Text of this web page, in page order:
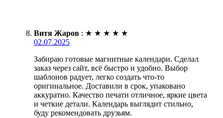
Витя Жаров : ★ ★ ★ ★ ★
02.07.2025
Забираю готовые магнитные календари. Сделал
заказ через сайт, всё быстро и удобно. Выбор
шаблонов радует, легко создать что-то
оригинальное. Доставили в срок, упаковано
аккуратно. Качество печати отличное, яркие цвета
и четкие детали. Календарь выглядит стильно,
буду рекомендовать друзьям.